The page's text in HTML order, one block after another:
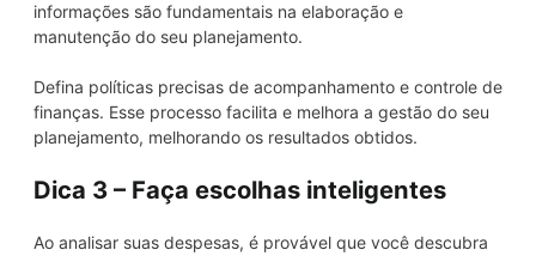
informações são fundamentais na elaboração e
manutenção do seu planejamento.
Defina políticas precisas de acompanhamento e controle de
finanças. Esse processo facilita e melhora a gestão do seu
planejamento, melhorando os resultados obtidos.
Dica 3 – Faça escolhas inteligentes
Ao analisar suas despesas, é provável que você descubra